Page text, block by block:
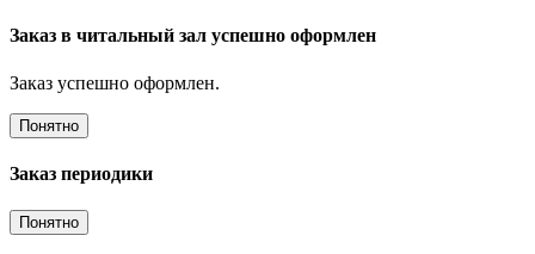
Заказ в читальный зал успешно оформлен
Заказ успешно оформлен.
Понятно
Заказ периодики
Понятно